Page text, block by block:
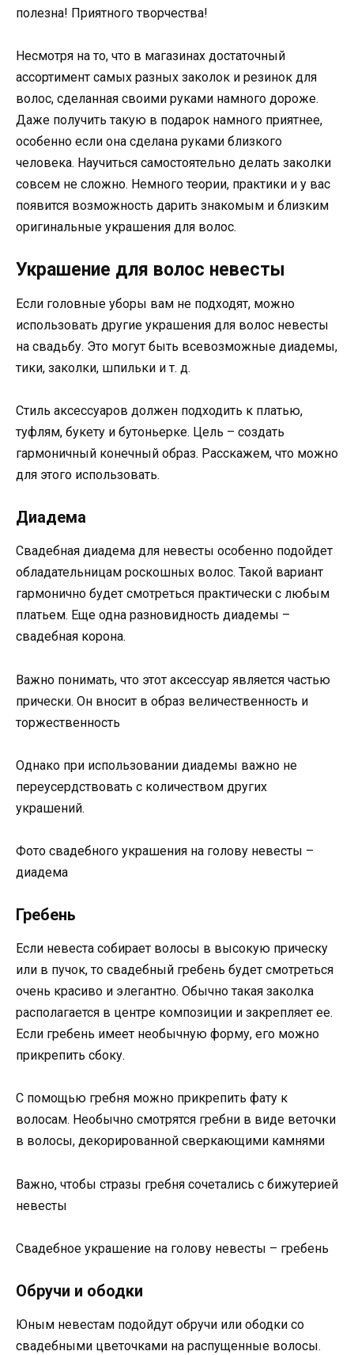
полезна! Приятного творчества!
Несмотря на то, что в магазинах достаточный
ассортимент самых разных заколок и резинок для
волос, сделанная своими руками намного дороже.
Даже получить такую в подарок намного приятнее,
особенно если она сделана руками близкого
человека. Научиться самостоятельно делать заколки
совсем не сложно. Немного теории, практики и у вас
появится возможность дарить знакомым и близким
оригинальные украшения для волос.
Украшение для волос невесты
Если головные уборы вам не подходят, можно
использовать другие украшения для волос невесты
на свадьбу. Это могут быть всевозможные диадемы,
тики, заколки, шпильки и т. д.
Стиль аксессуаров должен подходить к платью,
туфлям, букету и бутоньерке. Цель – создать
гармоничный конечный образ. Расскажем, что можно
для этого использовать.
Диадема
Свадебная диадема для невесты особенно подойдет
обладательницам роскошных волос. Такой вариант
гармонично будет смотреться практически с любым
платьем. Еще одна разновидность диадемы –
свадебная корона.
Важно понимать, что этот аксессуар является частью
прически. Он вносит в образ величественность и
торжественность
Однако при использовании диадемы важно не
переусердствовать с количеством других
украшений.
Фото свадебного украшения на голову невесты –
диадема
Гребень
Если невеста собирает волосы в высокую прическу
или в пучок, то свадебный гребень будет смотреться
очень красиво и элегантно. Обычно такая заколка
располагается в центре композиции и закрепляет ее.
Если гребень имеет необычную форму, его можно
прикрепить сбоку.
С помощью гребня можно прикрепить фату к
волосам. Необычно смотрятся гребни в виде веточки
в волосы, декорированной сверкающими камнями
Важно, чтобы стразы гребня сочетались с бижутерией
невесты
Свадебное украшение на голову невесты – гребень
Обручи и ободки
Юным невестам подойдут обручи или ободки со
свадебными цветочками на распущенные волосы.